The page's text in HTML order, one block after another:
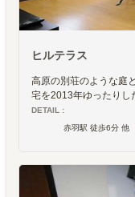
ヒルテラス
高原の別荘のような庭
宅を2013年ゆったりし
DETAIL :
赤羽駅 徒歩6分 他